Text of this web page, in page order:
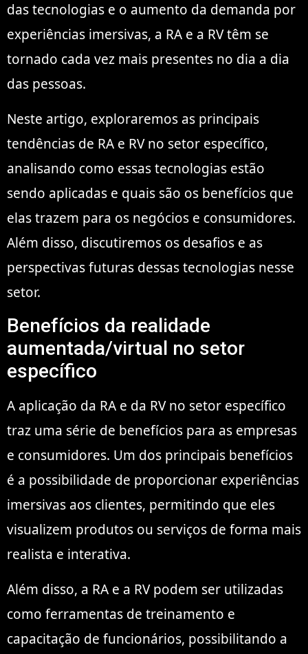
das tecnologias e o aumento da demanda por
experiências imersivas, a RA e a RV têm se
tornado cada vez mais presentes no dia a dia
das pessoas.
Neste artigo, exploraremos as principais
tendências de RA e RV no setor específico,
analisando como essas tecnologias estão
sendo aplicadas e quais são os benefícios que
elas trazem para os negócios e consumidores.
Além disso, discutiremos os desafios e as
perspectivas futuras dessas tecnologias nesse
setor.
Benefícios da realidade
aumentada/virtual no setor
específico
A aplicação da RA e da RV no setor específico
traz uma série de benefícios para as empresas
e consumidores. Um dos principais benefícios
é a possibilidade de proporcionar experiências
imersivas aos clientes, permitindo que eles
visualizem produtos ou serviços de forma mais
realista e interativa.
Além disso, a RA e a RV podem ser utilizadas
como ferramentas de treinamento e
capacitação de funcionários, possibilitando a